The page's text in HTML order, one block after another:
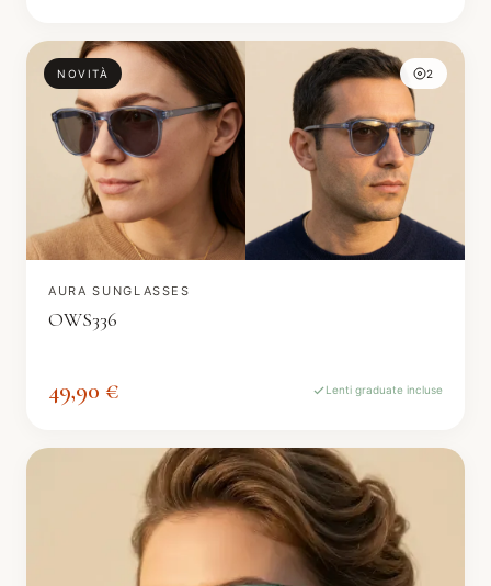
NOVITÀ 2
AURA SUNGLASSES
OWS336
49,90 € Lenti graduate incluse